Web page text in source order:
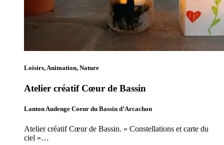
Loisirs, Animation, Nature
Atelier créatif Cœur de Bassin
Lanton Audenge Coeur du Bassin d’Arcachon
Atelier créatif Cœur de Bassin. « Constellations et carte du
ciel »…